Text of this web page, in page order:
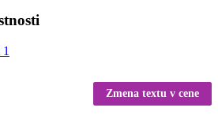
Zmena textu v cene